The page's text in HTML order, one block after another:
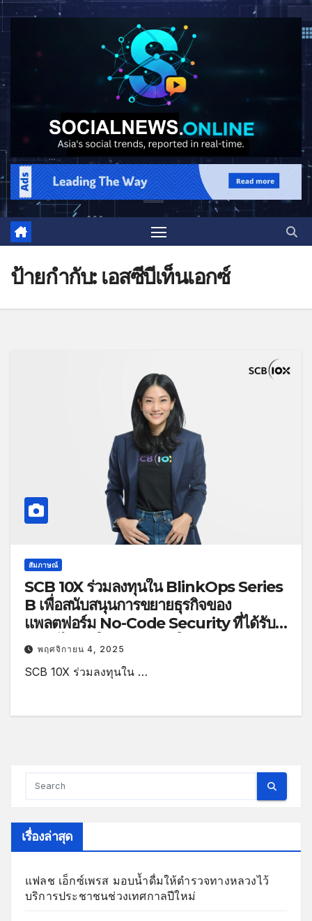
ป้ายกำกับ: เอสซีบีเท็นเอกซ์
สัมภาษณ์
SCB 10X ร่วมลงทุนใน BlinkOps Series
B เพื่อสนับสนุนการขยายธุรกิจของ
แพลตฟอร์ม No-Code Security ที่ได้รับ
ความไว้วางใจจากองค์กรใน Fortune
500
พฤศจิกายน 4, 2025
SCB 10X ร่วมลงทุนใน …
เรื่องล่าสุด
แฟลช เอ็กซ์เพรส มอบน้ำดื่มให้ตำรวจทางหลวงไว้
บริการประชาชนช่วงเทศกาลปีใหม่